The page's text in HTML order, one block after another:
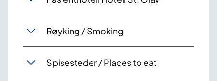
Røyking / Smoking
Spisesteder / Places to eat